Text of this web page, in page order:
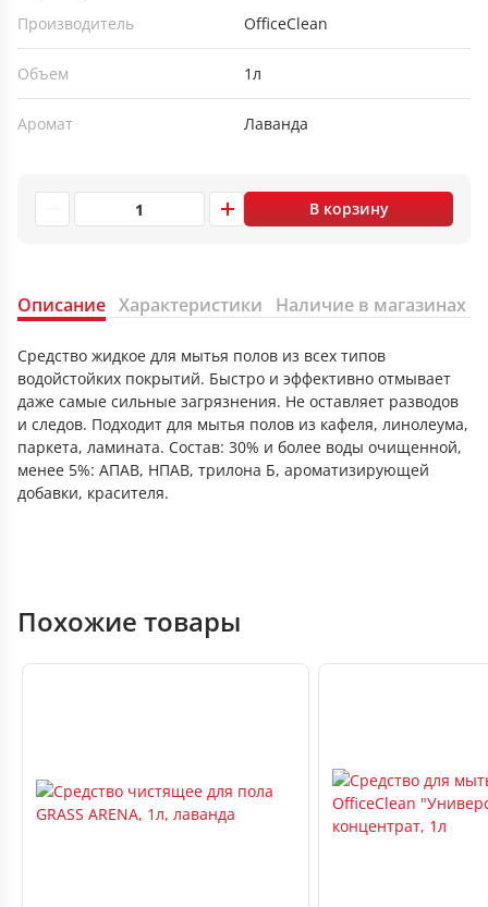
Производитель
OfficeClean
Объем 1л
Аромат Лаванда
В корзину
Описание Характеристики Наличие в магазинах
Средство жидкое для мытья полов из всех типов
водойстойких покрытий. Быстро и эффективно отмывает
даже самые сильные загрязнения. Не оставляет разводов
и следов. Подходит для мытья полов из кафеля, линолеума,
паркета, ламината. Состав: 30% и более воды очищенной,
менее 5%: АПАВ, НПАВ, трилона Б, ароматизирующей
добавки, красителя.
Похожие товары